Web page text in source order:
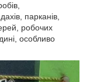
парканів,
робочих
особливо